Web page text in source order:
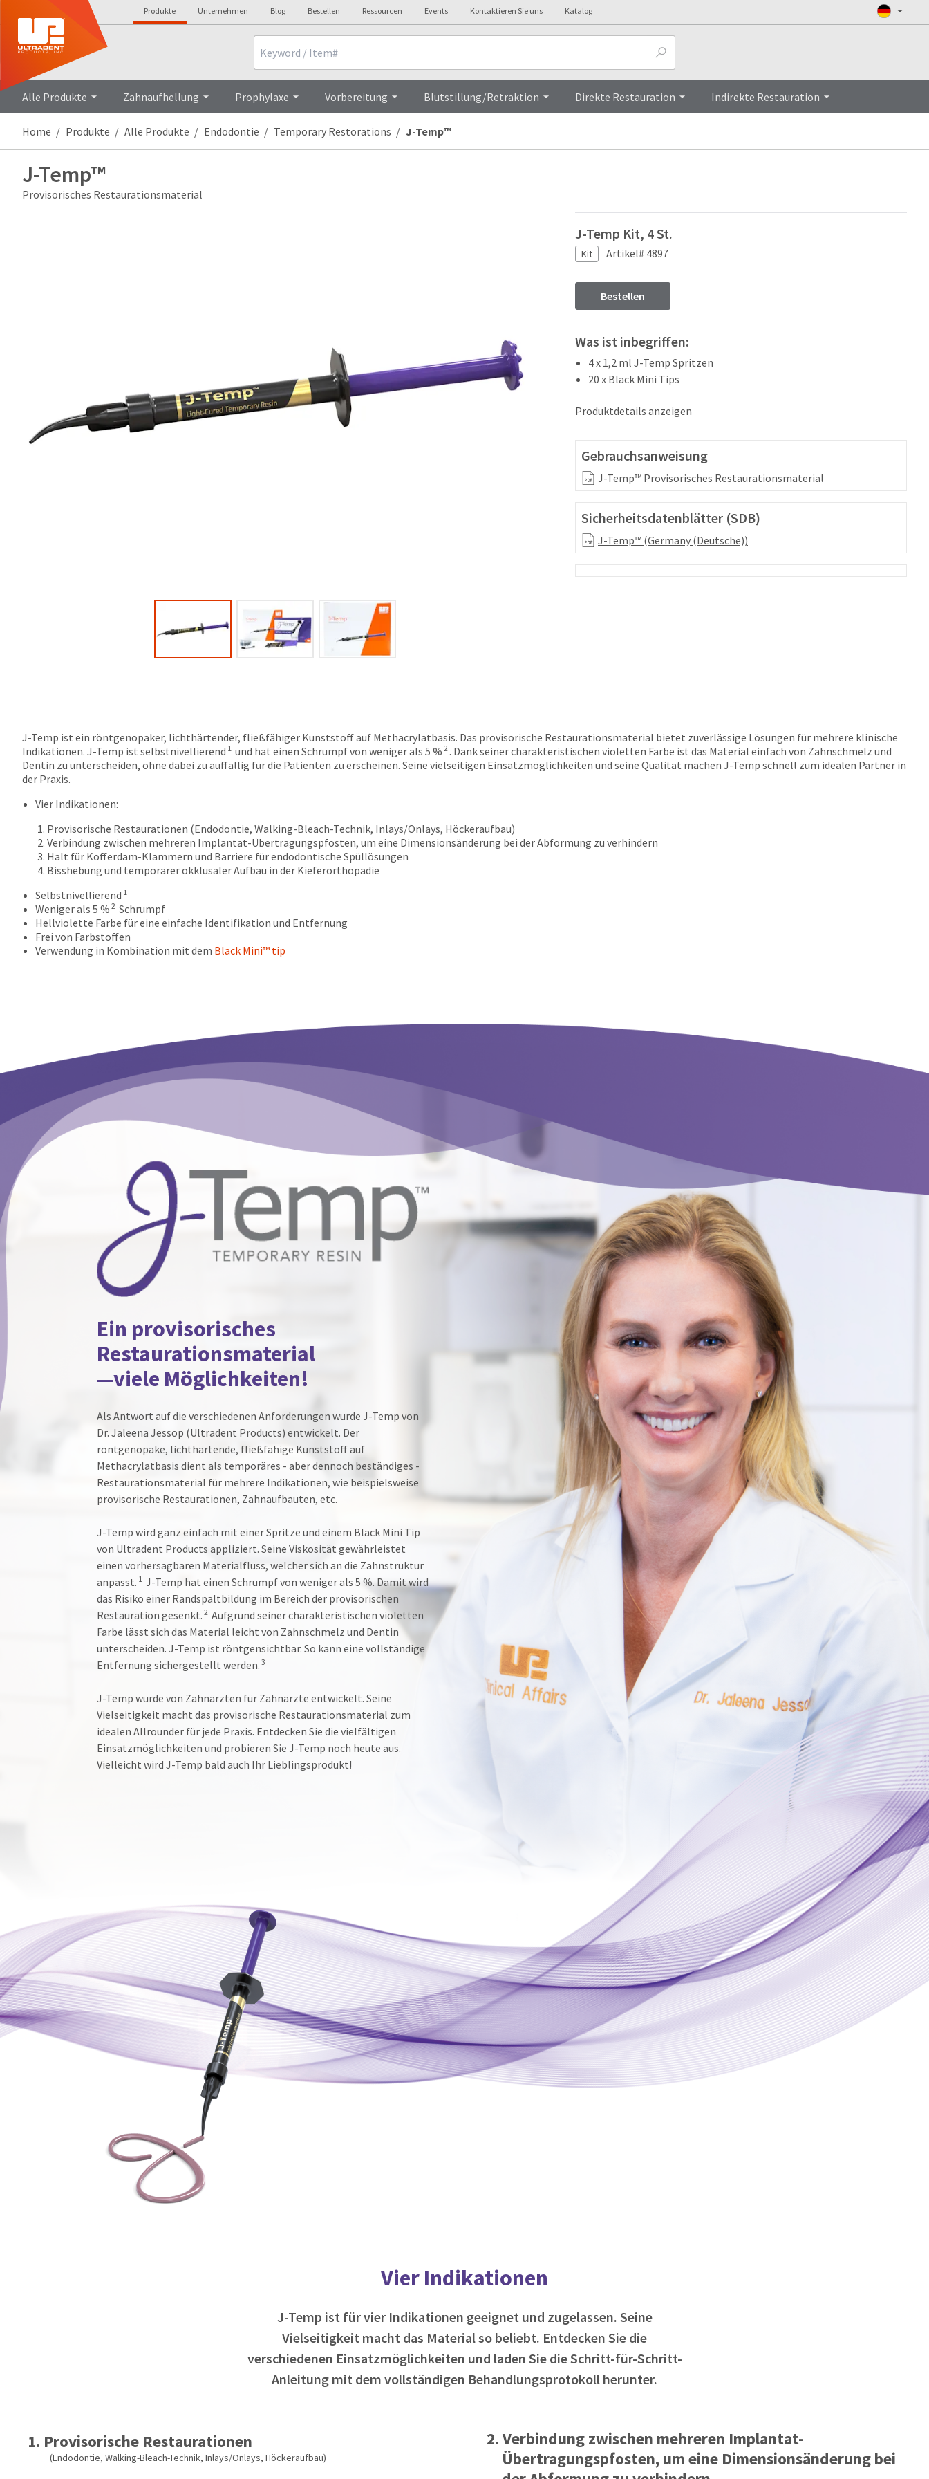
Produkte Unternehmen Blog Bestellen Ressourcen Events Kontaktieren Sie uns Katalog
Alle Produkte Zahnaufhellung Prophylaxe Vorbereitung Blutstillung/Retraktion Direkte Restauration Indirekte Restauration
Overview
Home Produkte Alle Produkte Endodontie Temporary Restorations J-Temp™
J-Temp™
Provisorisches Restaurationsmaterial
J-Temp Kit, 4 St.
Kit Artikel# 4897
Bestellen
Was ist inbegriffen:
4 x 1,2 ml J-Temp Spritzen
20 x Black Mini Tips
Produktdetails anzeigen
Gebrauchsanweisung
J-Temp™ Provisorisches Restaurationsmaterial
Sicherheitsdatenblätter (SDB)
J-Temp™ (Germany (Deutsche))
J-Temp ist ein röntgenopaker, lichthärtender, fließfähiger Kunststoff auf Methacrylatbasis. Das provisorische Restaurationsmaterial bietet zuverlässige Lösungen für mehrere klinische
Indikationen. J-Temp ist selbstnivellierend 1 und hat einen Schrumpf von weniger als 5 % 2 . Dank seiner charakteristischen violetten Farbe ist das Material einfach von Zahnschmelz und
Dentin zu unterscheiden, ohne dabei zu auffällig für die Patienten zu erscheinen. Seine vielseitigen Einsatzmöglichkeiten und seine Qualität machen J-Temp schnell zum idealen Partner in
der Praxis.
Vier Indikationen:
Provisorische Restaurationen (Endodontie, Walking-Bleach-Technik, Inlays/Onlays, Höckeraufbau)
Verbindung zwischen mehreren Implantat-Übertragungspfosten, um eine Dimensionsänderung bei der Abformung zu verhindern
Halt für Kofferdam-Klammern und Barriere für endodontische Spüllösungen
Bisshebung und temporärer okklusaler Aufbau in der Kieferorthopädie
Selbstnivellierend 1
Weniger als 5 % 2 Schrumpf
Hellviolette Farbe für eine einfache Identifikation und Entfernung
Frei von Farbstoffen
Verwendung in Kombination mit dem Black Mini™ tip
Ein provisorisches
Restaurationsmaterial
—viele Möglichkeiten!
Als Antwort auf die verschiedenen Anforderungen wurde J-Temp von
Dr. Jaleena Jessop (Ultradent Products) entwickelt. Der
röntgenopake, lichthärtende, fließfähige Kunststoff auf
Methacrylatbasis dient als temporäres - aber dennoch beständiges -
Restaurationsmaterial für mehrere Indikationen, wie beispielsweise
provisorische Restaurationen, Zahnaufbauten, etc.
J-Temp wird ganz einfach mit einer Spritze und einem Black Mini Tip
von Ultradent Products appliziert. Seine Viskosität gewährleistet
einen vorhersagbaren Materialfluss, welcher sich an die Zahnstruktur
anpasst. 1 J-Temp hat einen Schrumpf von weniger als 5 %. Damit wird
das Risiko einer Randspaltbildung im Bereich der provisorischen
Restauration gesenkt. 2 Aufgrund seiner charakteristischen violetten
Farbe lässt sich das Material leicht von Zahnschmelz und Dentin
unterscheiden. J-Temp ist röntgensichtbar. So kann eine vollständige
Entfernung sichergestellt werden. 3
J-Temp wurde von Zahnärzten für Zahnärzte entwickelt. Seine
Vielseitigkeit macht das provisorische Restaurationsmaterial zum
idealen Allrounder für jede Praxis. Entdecken Sie die vielfältigen
Einsatzmöglichkeiten und probieren Sie J-Temp noch heute aus.
Vielleicht wird J-Temp bald auch Ihr Lieblingsprodukt!
Vier Indikationen
J-Temp ist für vier Indikationen geeignet und zugelassen. Seine
Vielseitigkeit macht das Material so beliebt. Entdecken Sie die
verschiedenen Einsatzmöglichkeiten und laden Sie die Schritt-für-Schritt-
Anleitung mit dem vollständigen Behandlungsprotokoll herunter.
1. Provisorische Restaurationen
(Endodontie, Walking-Bleach-Technik, Inlays/Onlays, Höckeraufbau)
2. Verbindung zwischen mehreren Implantat-
Übertragungspfosten, um eine Dimensionsänderung bei